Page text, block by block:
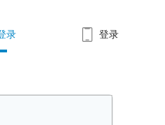
录 登录